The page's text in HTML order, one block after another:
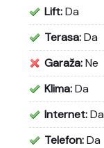
Lift:Da
Terasa:Da
Garaža:Ne
Klima:Da
Internet:Da
Telefon:Da